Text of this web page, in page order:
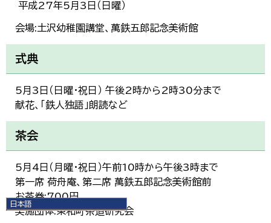
日本語
日本語
平成27年5月3日（日曜）
会場:土沢幼稚園講堂、萬鉄五郎記念美術館
式典
5月3日（日曜・祝日） 午後2時から2時30分まで
献花、「鉄人独語」朗読など
茶会
5月4日（月曜・祝日）午前10時から午後3時まで
第一席 荷舟庵、第二席 萬鉄五郎記念美術館前
お茶券:700円
実施団体:東和町茶道研究会